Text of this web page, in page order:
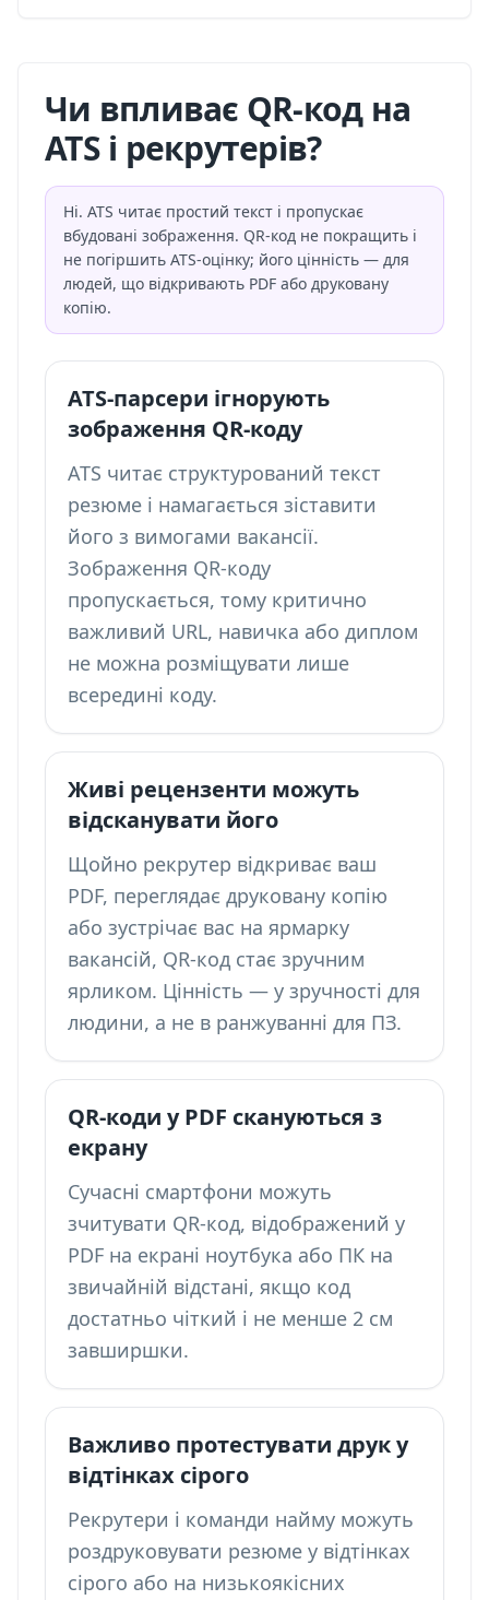
Чи впливає QR-код на
ATS і рекрутерів?
Ні. ATS читає простий текст і пропускає
вбудовані зображення. QR-код не покращить і
не погіршить ATS-оцінку; його цінність — для
людей, що відкривають PDF або друковану
копію.
ATS-парсери ігнорують
зображення QR-коду
ATS читає структурований текст
резюме і намагається зіставити
його з вимогами вакансії.
Зображення QR-коду
пропускається, тому критично
важливий URL, навичка або диплом
не можна розміщувати лише
всередині коду.
Живі рецензенти можуть
відсканувати його
Щойно рекрутер відкриває ваш
PDF, переглядає друковану копію
або зустрічає вас на ярмарку
вакансій, QR-код стає зручним
ярликом. Цінність — у зручності для
людини, а не в ранжуванні для ПЗ.
QR-коди у PDF скануються з
екрану
Сучасні смартфони можуть
зчитувати QR-код, відображений у
PDF на екрані ноутбука або ПК на
звичайній відстані, якщо код
достатньо чіткий і не менше 2 см
завширшки.
Важливо протестувати друк у
відтінках сірого
Рекрутери і команди найму можуть
роздруковувати резюме у відтінках
сірого або на низькоякісних